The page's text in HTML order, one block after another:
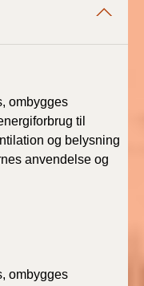
ombygges
til
og belysning
anvendelse og
ombygges